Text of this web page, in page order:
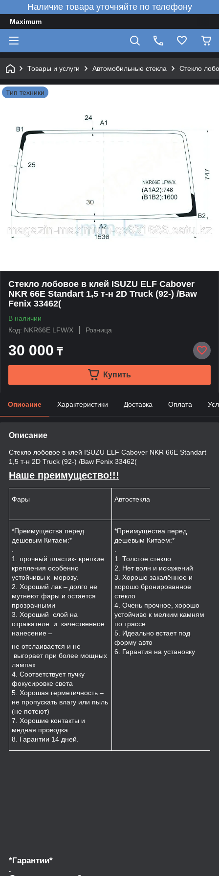
Наличие товара уточняйте по телефону
Maximum
Товары и услуги Автомобильные стекла Стекло
Тип техники
Стекло лобовое в клей ISUZU ELF Cabover
NKR 66Е Standart 1,5 т-н 2D Truck (92-) /Baw
Fenix 33462(
В наличии
Код: NKR66E LFW/X
Розница
30 000 ₸
Купить
Описание Характеристики Доставка Оплата
Описание
Стекло лобовое в клей ISUZU ELF Cabover NKR 66Е Standart
1,5 т-н 2D Truck (92-) /Baw Fenix 33462(
Наше преимущество!!!
Фары Автостекла
*Преимущества перед
дешевым Китаем:*
.
1. прочный пластик- крепкие
крепления особенно
устойчивы к морозу.
2. Хороший лак – долго не
мутнеют фары и остается
прозрачными
3. Хороший слой на
отражателе и качественное
нанесение –
не отслаивается и не
выгорает при более мощных
лампах
4. Соответствует пучку
фокусировке света
5. Хорошая герметичность –
не пропускать влагу или пыль
(не потеют)
7. Хорошие контакты и
медная проводка
8. Гарантии 14 дней.
*Преимущества перед
дешевым Китаем:*
.
1. Толстое стекло
2. Нет волн и искажений
3. Хорошо закалённое и
хорошо бронированное
стекло
4. Очень прочное, хорошо
устойчиво к мелким камням
по трассе
5. Идеально встает под
форму авто
6. Гарантия на установку
*Гарантии*
.